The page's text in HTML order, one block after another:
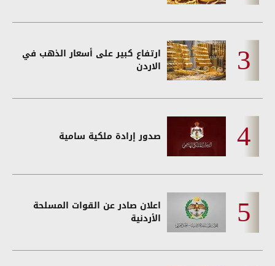
ارتفاع كبير على أسعار الذهب في
الاردن
صدور إرادة ملكية سامية
اعلان صادر عن القوات المسلحة
الأردنية